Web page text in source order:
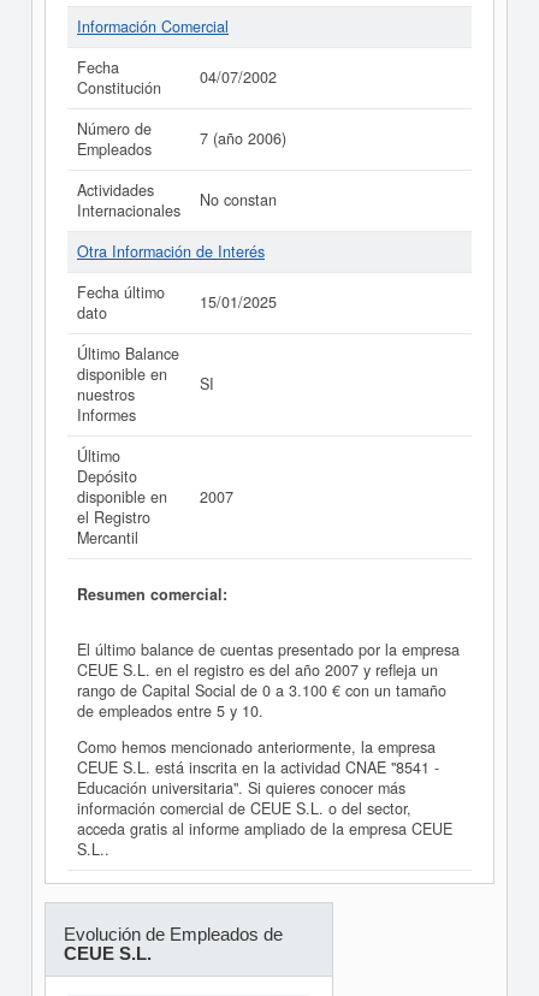
Información Comercial
Fecha
Constitución
04/07/2002
Número de
Empleados
7 (año 2006)
Actividades
Internacionales
No constan
Otra Información de Interés
Fecha último
dato
15/01/2025
Último Balance
disponible en
nuestros
Informes
SI
Último
Depósito
disponible en
el Registro
Mercantil
2007
Resumen comercial:
El último balance de cuentas presentado por la empresa
CEUE S.L. en el registro es del año 2007 y refleja un
rango de Capital Social de 0 a 3.100 € con un tamaño
de empleados entre 5 y 10.
Como hemos mencionado anteriormente, la empresa
CEUE S.L. está inscrita en la actividad CNAE "8541 -
Educación universitaria". Si quieres conocer más
información comercial de CEUE S.L. o del sector,
acceda gratis al informe ampliado de la empresa CEUE
S.L..
Evolución de Empleados de
CEUE S.L.